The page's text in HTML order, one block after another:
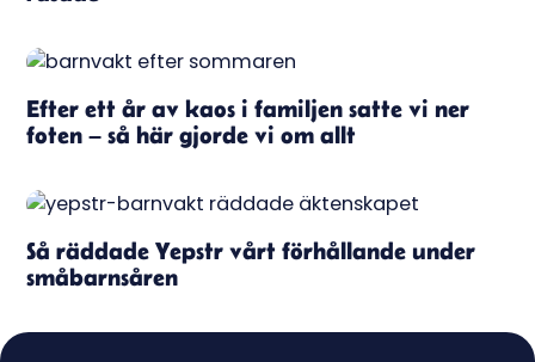
Efter ett år av kaos i familjen satte vi ner
foten – så här gjorde vi om allt
Så räddade Yepstr vårt förhållande under
småbarnsåren